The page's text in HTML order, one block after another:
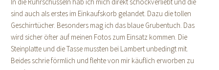
sind auch als erstes im Einkaufskorb gelandet. Dazu die tollen
Geschirrtücher. Besonders mag ich das blaue Grubentuch. Das
wird sicher öfter auf meinen Fotos zum Einsatz kommen. Die
Steinplatte und die Tasse mussten bei Lambert unbedingt mit.
Beides schrie förmlich und flehte von mir käuflich erworben zu